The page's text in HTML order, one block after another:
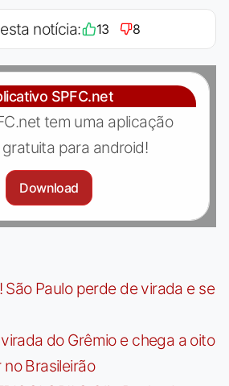
notícia: 13 8
SPFC.net
tem uma aplicação
gratuita para android!
Download
São Paulo perde de virada e se
do Grêmio e chega a oito
Brasileirão